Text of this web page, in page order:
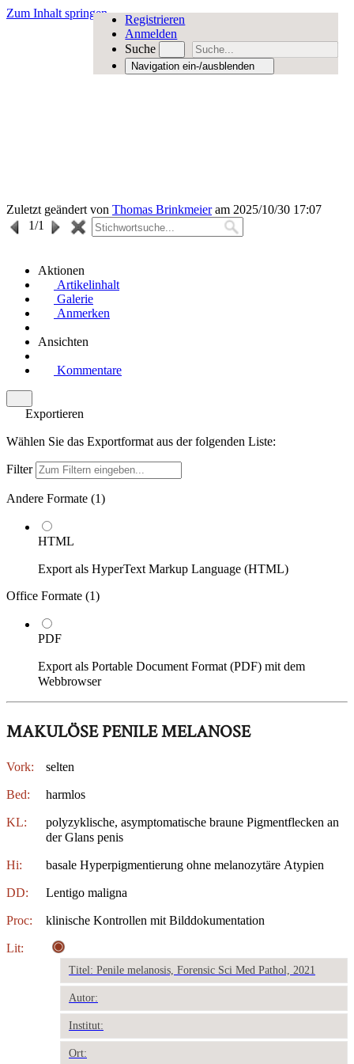
Zum Inhalt springen
Registrieren
Anmelden
Suche
Navigation ein-/ausblenden
Zuletzt geändert von Thomas Brinkmeieram 2025/10/30 17:07
1/1
Aktionen
Artikelinhalt
Galerie
Anmerken
Ansichten
Kommentare
Exportieren
Wählen Sie das Exportformat aus der folgenden Liste:
Filter
Andere Formate (1)
HTML
Export als HyperText Markup Language (HTML)
Office Formate (1)
PDF
Export als Portable Document Format (PDF) mit dem
Webbrowser
MAKULÖSE PENILE MELANOSE
Vork: selten
Bed: harmlos
KL:
polyzyklische, asymptomatische braune Pigmentflecken an
der Glans penis
Hi: basale Hyperpigmentierung ohne melanozytäre Atypien
DD: Lentigo maligna
Proc: klinische Kontrollen mit Bilddokumentation
Lit:
Titel: Penile melanosis, Forensic Sci Med Pathol, 2021
Autor:
Institut:
Ort: